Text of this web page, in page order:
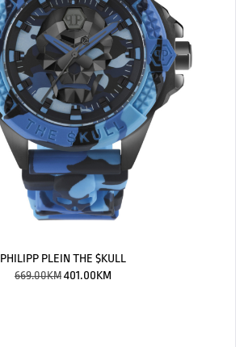
PHILIPP PLEIN THE $KULL
669.00KM401.00KM